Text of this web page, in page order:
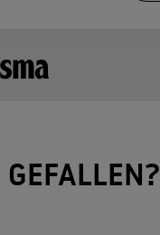
GEFALLEN?